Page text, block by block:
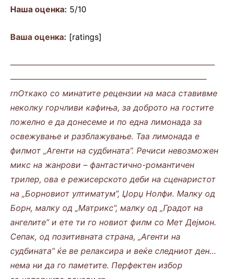
Наша оценка: 5/10
Ваша оценка: [ratings]
—————————————————————————
————————————————————————
rnОткако со минатите рецензии на маса ставивме
неколку горчливи кафиња, за доброто на гостите
пожелно е да донесеме и по една лимонада за
освежување и разблажување. Таа лимонада е
филмот „Агенти на судбината”. Речиси невозможен
микс на жанрови – фантастично-романтичен
трилер, ова е режисерското деби на сценаристот
на „Борновиот ултиматум”, Џорџ Нолфи. Малку од
Борн, малку од „Матрикс”, малку од „Градот на
ангелите” и ете ти го новиот филм со Мет Дејмон.
Сепак, од позитивната страна, „Агенти на
судбината” ќе ве релаксира и веќе следниот ден…
нема ни да го паметите. Перфектен избор